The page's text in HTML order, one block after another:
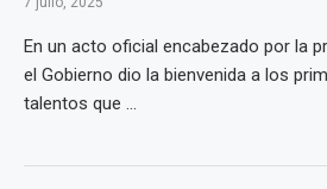
En un acto oficial encabezado por la
el Gobierno dio la bienvenida a los
talentos que ...